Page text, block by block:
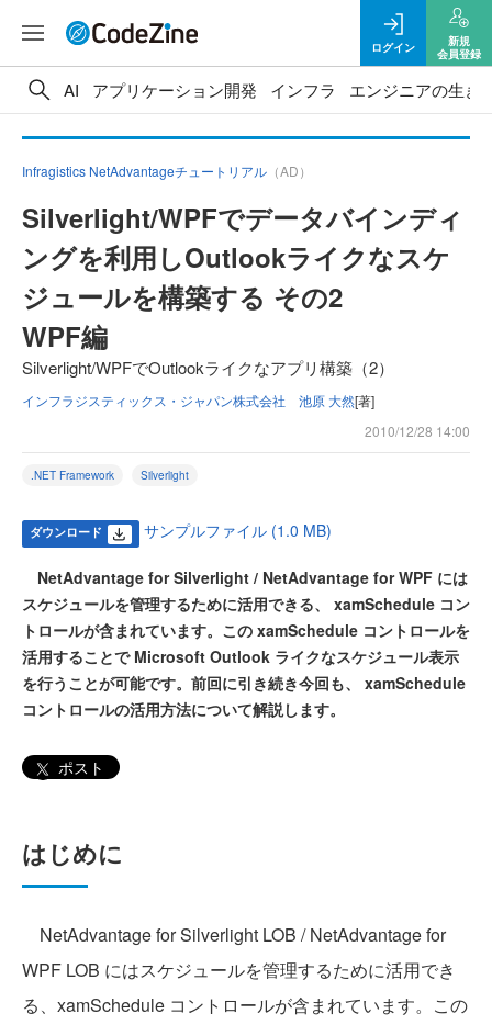
ログイン
新規
会員登録
AI アプリケーション開発 インフラ エンジニアの生き
Infragistics NetAdvantageチュートリアル （AD）
Silverlight/WPFでデータバインディ
ングを利用しOutlookライクなスケ
ジュールを構築する その2
WPF編
Silverlight/WPFでOutlookライクなアプリ構築（2）
インフラジスティックス・ジャパン株式会社 池原 大然[著]
2010/12/28 14:00
.NET Framework Silverlight
ダウンロード サンプルファイル (1.0 MB)
NetAdvantage for Silverlight / NetAdvantage for WPF には
スケジュールを管理するために活用できる、 xamSchedule コン
トロールが含まれています。この xamSchedule コントロールを
活用することで Microsoft Outlook ライクなスケジュール表示
を行うことが可能です。前回に引き続き今回も、 xamSchedule
コントロールの活用方法について解説します。
ポスト
はじめに
NetAdvantage for Silverlight LOB / NetAdvantage for
WPF LOB にはスケジュールを管理するために活用でき
る、xamSchedule コントロールが含まれています。この